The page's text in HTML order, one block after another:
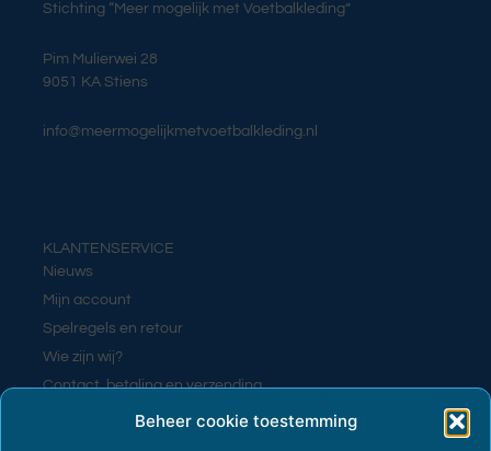
Beheer cookie toestemming
Stichting “Meer mogelijk met Voetbalkleding”
Pim Mulierwei 28
9051 KA Stiens
info@meermogelijkmetvoetbalkleding.nl
KLANTENSERVICE
Nieuws
Mijn account
Spelregels en retour
Wie zijn wij?
Contact, betaling en verzending